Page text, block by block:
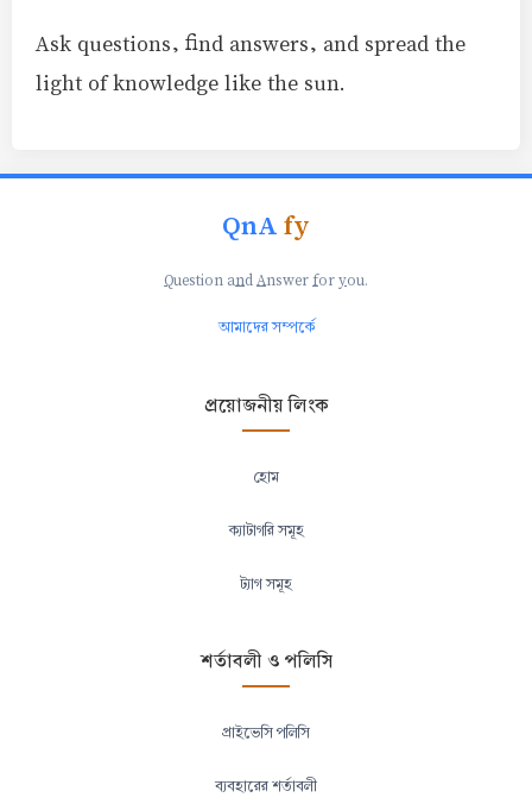
Ask questions, find answers, and spread the
light of knowledge like the sun.
QnAfy
Question andAnswer foryou.
আমাদের সম্পর্কে
প্রয়োজনীয় লিংক
হোম
ক্যাটাগরি সমূহ
ট্যাগ সমূহ
শর্তাবলী ও পলিসি
প্রাইভেসি পলিসি
ব্যবহারের শর্তাবলী